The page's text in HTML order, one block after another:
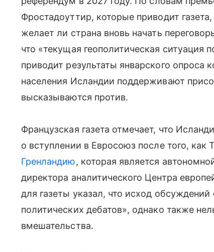
Фростадоуттир, которые приводит
желает ли страна вновь начать
что «текущая геополитическая ситуация
приводит результаты январского опроса
населения Исландии поддерживают
высказываются против.
Французская газета отмечает, что
о вступлении в Евросоюз после того, как
Гренландию, которая является
директора аналитического Центра
для газеты указал, что исход
политических дебатов», однако также
вмешательства.